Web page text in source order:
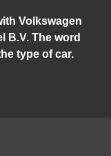
Volkswagen
B.V. The word
type of car.